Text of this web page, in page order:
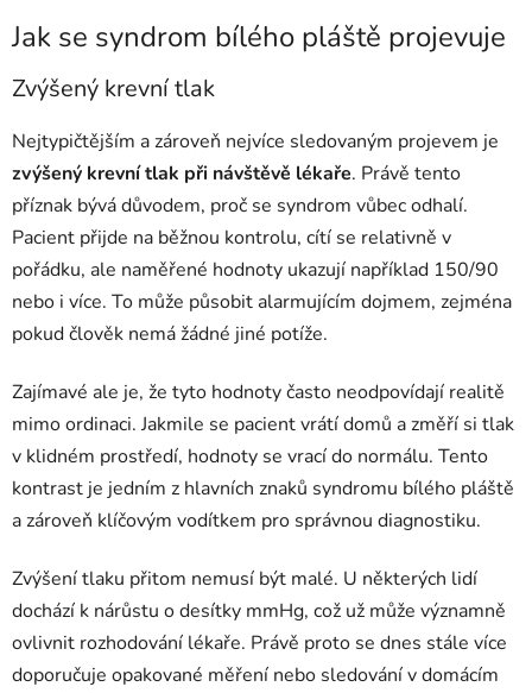
Jak se syndrom bílého pláště projevuje
Zvýšený krevní tlak
Nejtypičtějším a zároveň nejvíce sledovaným projevem je
zvýšený krevní tlak při návštěvě lékaře. Právě tento
příznak bývá důvodem, proč se syndrom vůbec odhalí.
Pacient přijde na běžnou kontrolu, cítí se relativně v
pořádku, ale naměřené hodnoty ukazují například 150/90
nebo i více. To může působit alarmujícím dojmem, zejména
pokud člověk nemá žádné jiné potíže.
Zajímavé ale je, že tyto hodnoty často neodpovídají realitě
mimo ordinaci. Jakmile se pacient vrátí domů a změří si tlak
v klidném prostředí, hodnoty se vrací do normálu. Tento
kontrast je jedním z hlavních znaků syndromu bílého pláště
a zároveň klíčovým vodítkem pro správnou diagnostiku.
Zvýšení tlaku přitom nemusí být malé. U některých lidí
dochází k nárůstu o desítky mmHg, což už může významně
ovlivnit rozhodování lékaře. Právě proto se dnes stále více
doporučuje opakované měření nebo sledování v domácím